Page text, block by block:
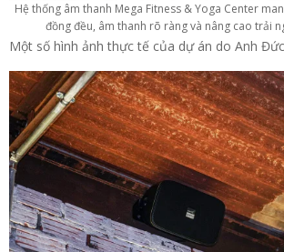
Hệ thống âm thanh Mega Fitness & Yoga Center
đồng đều, âm thanh rõ ràng và nâng cao trải
Một số hình ảnh thực tế của dự án do Anh